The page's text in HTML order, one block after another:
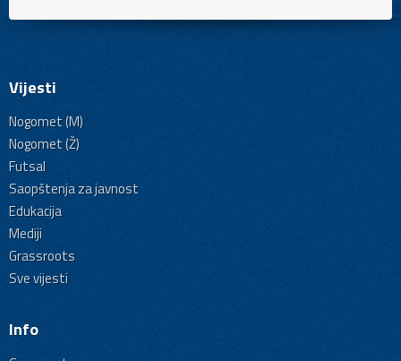
Vijesti
Nogomet (M)
Nogomet (Ž)
Futsal
Saopštenja za javnost
Edukacija
Mediji
Grassroots
Sve vijesti
Info